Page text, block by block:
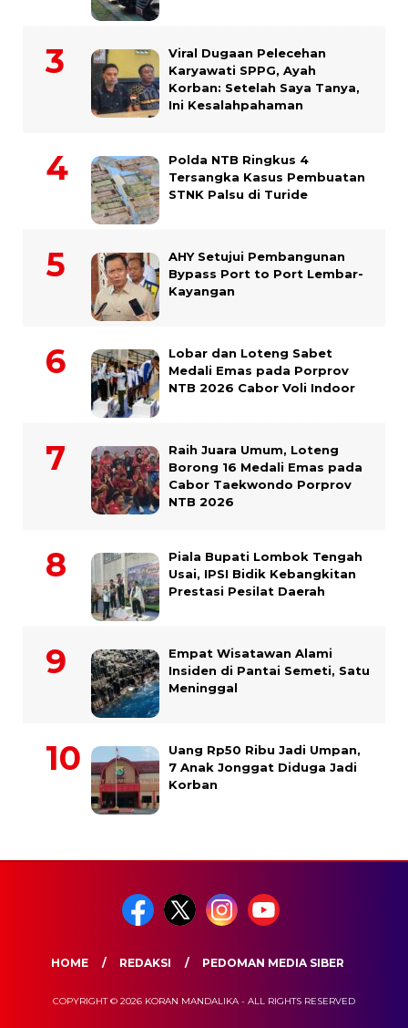
Viral Dugaan Pelecehan
Karyawati SPPG, Ayah
Korban: Setelah Saya Tanya,
Ini Kesalahpahaman
Polda NTB Ringkus 4
Tersangka Kasus Pembuatan
STNK Palsu di Turide
AHY Setujui Pembangunan
Bypass Port to Port Lembar-
Kayangan
Lobar dan Loteng Sabet
Medali Emas pada Porprov
NTB 2026 Cabor Voli Indoor
Raih Juara Umum, Loteng
Borong 16 Medali Emas pada
Cabor Taekwondo Porprov
NTB 2026
Piala Bupati Lombok Tengah
Usai, IPSI Bidik Kebangkitan
Prestasi Pesilat Daerah
Empat Wisatawan Alami
Insiden di Pantai Semeti, Satu
Meninggal
Uang Rp50 Ribu Jadi Umpan,
7 Anak Jonggat Diduga Jadi
Korban
HOME REDAKSI PEDOMAN MEDIA SIBER
COPYRIGHT © 2026 KORAN MANDALIKA - ALL RIGHTS RESERVED